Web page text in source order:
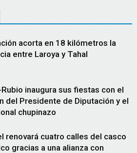
acorta en 18 kilómetros la
entre Laroya y Tahal
inaugura sus fiestas con el
del Presidente de Diputación y el
chupinazo
renovará cuatro calles del casco
gracias a una alianza con